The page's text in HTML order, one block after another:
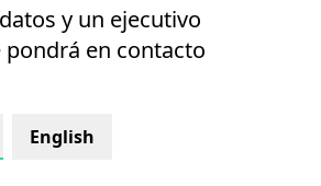
y un ejecutivo
pondrá en contacto
English